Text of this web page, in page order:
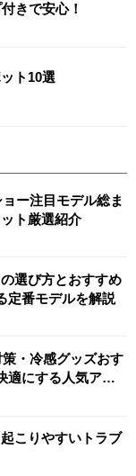
きで安心！
ト10選
ー注目モデル総ま
ト厳選紹介
選び方とおすすめ
定番モデルを解説
策・冷感グッズおす
適にする人気アイ
こりやすいトラブ